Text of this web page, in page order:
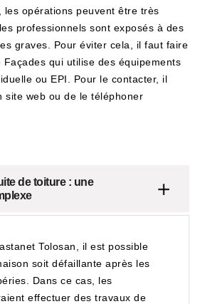
les opérations peuvent être très
professionnels sont exposés à des
graves. Pour éviter cela, il faut faire
Façades qui utilise des équipements
ou EPI. Pour le contacter, il
site web ou de le téléphoner
de toiture : une
Tolosan, il est possible
soit défaillante après les
Dans ce cas, les
effectuer des travaux de